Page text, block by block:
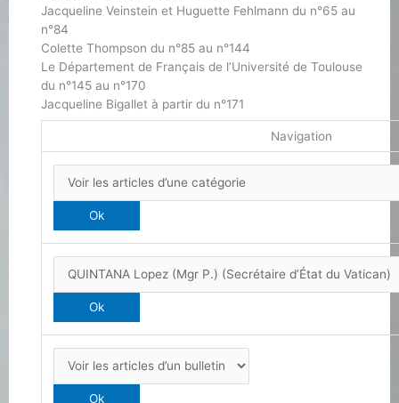
Jacqueline Veinstein et Huguette Fehlmann du n°65 au
n°84
Colette Thompson du n°85 au n°144
Le Département de Français de l’Université de Toulouse
du n°145 au n°170
Jacqueline Bigallet à partir du n°171
Navigation